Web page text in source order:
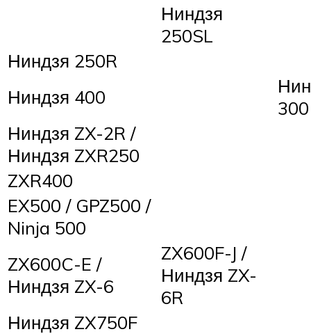
Ниндзя
250SL
Ниндзя 250R
Ниндзя 400
300
Ниндзя ZX-2R /
Ниндзя ZXR250
ZXR400
EX500 / GPZ500 /
Ninja 500
ZX600C-E /
Ниндзя ZX-6
ZX600F-J /
Ниндзя ZX-
6R
Ниндзя ZX750F